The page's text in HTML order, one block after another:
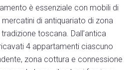
è essenziale con mobili di
di antiquariato di zona
toscana. Dall’antica
4 appartamenti ciascuno
zona cottura e connessione